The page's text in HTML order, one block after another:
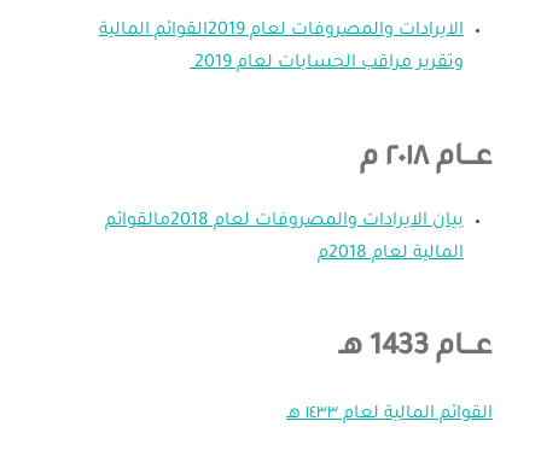
الايرادات والمصروفات لعام 2019
القوائم المالية
وتقرير مراقب الحسابات لعام 2019
عـــام ٢٠١٨ م
بيان الايرادات والمصروفات لعام 2018م
القوائم
المالية لعام 2018م
عـــام 1433 هـ
القوائم المالية لعام ١٤٣٣ هـ